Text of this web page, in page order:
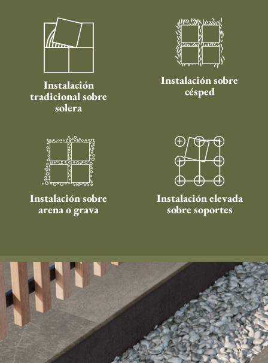
Instalación
tradicional sobre
solera
Instalación sobre
césped
Instalación sobre
arena o grava
Instalación elevada
sobre soportes